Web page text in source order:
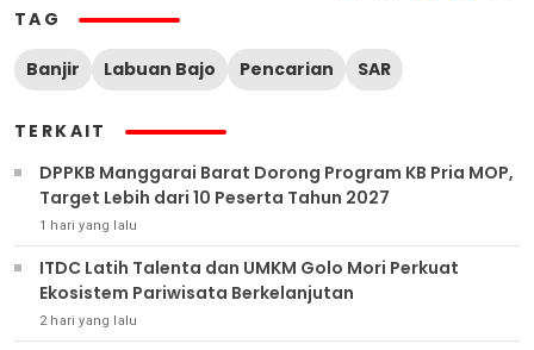
TAG
Banjir Labuan Bajo Pencarian SAR
TERKAIT
DPPKB Manggarai Barat Dorong Program KB Pria MOP,
Target Lebih dari 10 Peserta Tahun 2027
1 hari yang lalu
ITDC Latih Talenta dan UMKM Golo Mori Perkuat
Ekosistem Pariwisata Berkelanjutan
2 hari yang lalu